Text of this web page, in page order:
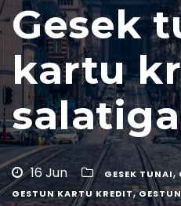
Gesek
kartu
salatiga
16 Jun GESEK TUNAI,
GESTUN KARTU KREDIT,